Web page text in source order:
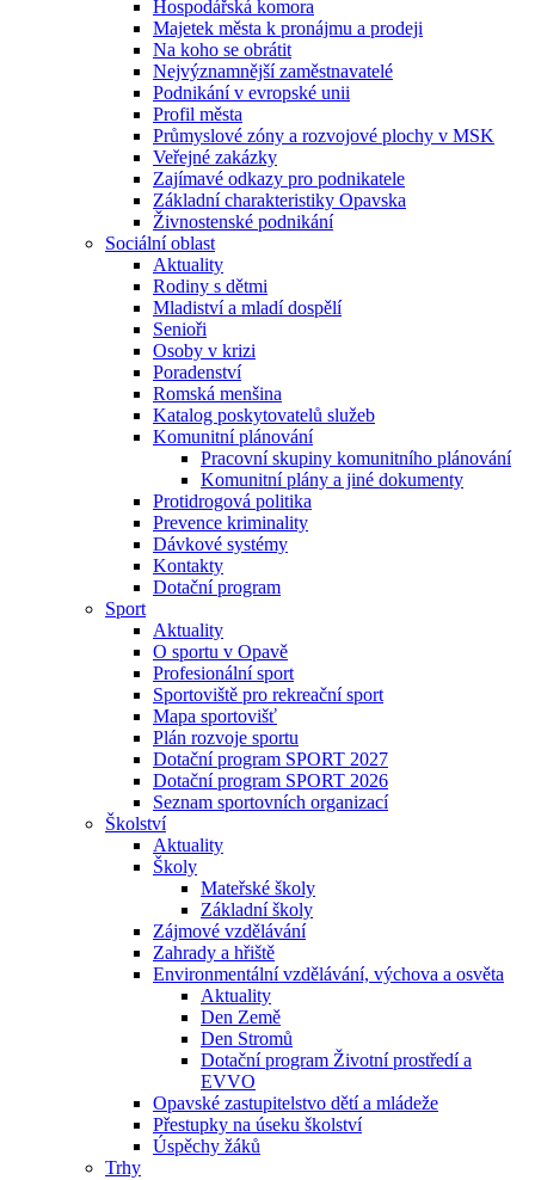
Hospodářská komora
Majetek města k pronájmu a prodeji
Na koho se obrátit
Nejvýznamnější zaměstnavatelé
Podnikání v evropské unii
Profil města
Průmyslové zóny a rozvojové plochy v MSK
Veřejné zakázky
Zajímavé odkazy pro podnikatele
Základní charakteristiky Opavska
Živnostenské podnikání
Sociální oblast
Aktuality
Rodiny s dětmi
Mladiství a mladí dospělí
Senioři
Osoby v krizi
Poradenství
Romská menšina
Katalog poskytovatelů služeb
Komunitní plánování
Pracovní skupiny komunitního plánování
Komunitní plány a jiné dokumenty
Protidrogová politika
Prevence kriminality
Dávkové systémy
Kontakty
Dotační program
Sport
Aktuality
O sportu v Opavě
Profesionální sport
Sportoviště pro rekreační sport
Mapa sportovišť
Plán rozvoje sportu
Dotační program SPORT 2027
Dotační program SPORT 2026
Seznam sportovních organizací
Školství
Aktuality
Školy
Mateřské školy
Základní školy
Zájmové vzdělávání
Zahrady a hřiště
Environmentální vzdělávání, výchova a osvěta
Aktuality
Den Země
Den Stromů
Dotační program Životní prostředí a
EVVO
Opavské zastupitelstvo dětí a mládeže
Přestupky na úseku školství
Úspěchy žáků
Trhy